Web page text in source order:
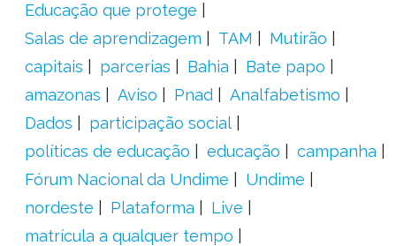
Educação que protege
Salas de aprendizagem
TAM
Mutirão
capitais
parcerias Bahia
Bate papo
amazonas
Aviso Pnad
Analfabetismo
Dados
participação social
políticas de educação
educação
campanha
Fórum Nacional da Undime
Undime
nordeste
Plataforma
Live
matrícula a qualquer tempo